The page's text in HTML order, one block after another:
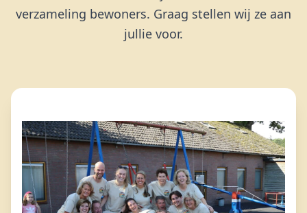
verzameling bewoners. Graag stellen wij ze aan
jullie voor.